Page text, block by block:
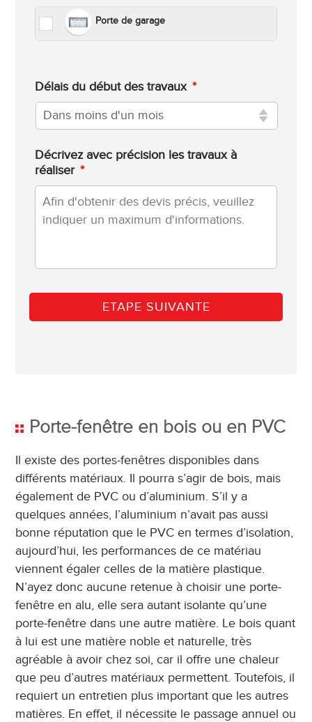
Porte de garage
Délais du début des travaux *
Décrivez avec précision les travaux à
réaliser *
Porte-fenêtre en bois ou en PVC
Il existe des portes-fenêtres disponibles dans
différents matériaux. Il pourra s’agir de bois, mais
également de PVC ou d’aluminium. S’il y a
quelques années, l’aluminium n’avait pas aussi
bonne réputation que le PVC en termes d’isolation,
aujourd’hui, les performances de ce matériau
viennent égaler celles de la matière plastique.
N’ayez donc aucune retenue à choisir une porte-
fenêtre en alu, elle sera autant isolante qu’une
porte-fenêtre dans une autre matière. Le bois quant
à lui est une matière noble et naturelle, très
agréable à avoir chez soi, car il offre une chaleur
que peu d’autres matériaux permettent. Toutefois, il
requiert un entretien plus important que les autres
matières. En effet, il nécessite le passage annuel ou